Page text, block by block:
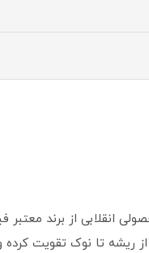
انقلابی از برند معتبر
ریشه تا نوک تقویت